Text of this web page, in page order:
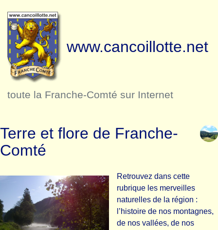
www.cancoillotte.net
toute la Franche-Comté sur Internet
Terre et flore de Franche-
Comté
Retrouvez dans cette
rubrique les merveilles
naturelles de la région :
l’histoire de nos montagnes,
de nos vallées, de nos